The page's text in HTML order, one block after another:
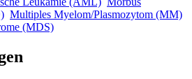
Multiples Myelom/Plasmozytom (MM)
(MDS)